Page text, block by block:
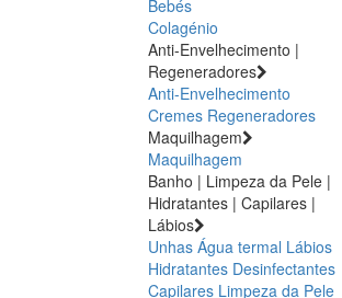
Bebés
Colagénio
Anti-Envelhecimento |
Regeneradores
Anti-Envelhecimento
Cremes Regeneradores
Maquilhagem
Maquilhagem
Banho | Limpeza da Pele |
Hidratantes | Capilares |
Lábios
Unhas Água termal Lábios
Hidratantes Desinfectantes
Capilares Limpeza da Pele